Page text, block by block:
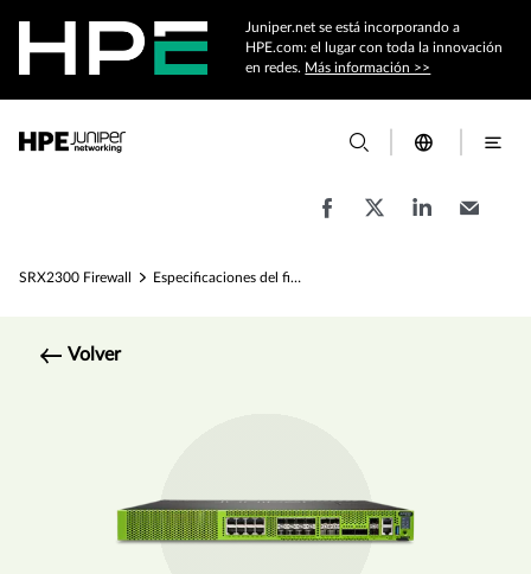
Juniper.net se está incorporando a
HPE.com: el lugar con toda la innovación
en redes. Más información >>
SRX2300 Firewall Especificaciones del firewall SRX2300
Volver